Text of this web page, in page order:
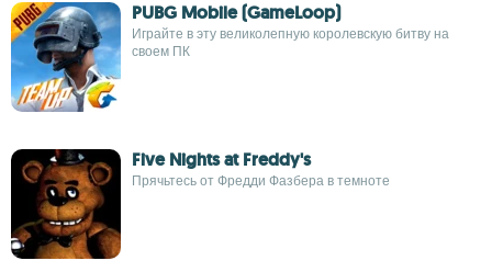
PUBG Mobile (GameLoop)
Играйте в эту великолепную королевскую битву на
своем ПК
Five Nights at Freddy's
Прячьтесь от Фредди Фазбера в темноте